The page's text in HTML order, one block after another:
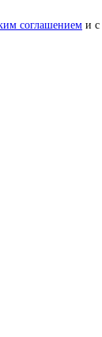
соглашением и с